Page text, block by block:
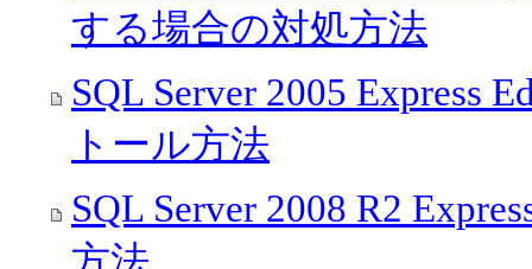
する場合の対処方法
SQL Server 2005
トール方法
SQL Server 2008 R2